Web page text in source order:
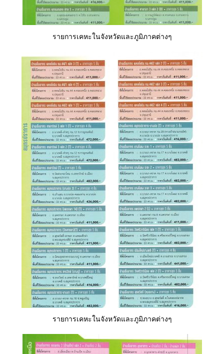
รายการเคหะในจังหวัดและภูมิภาคต่างๆ
รายการเคหะในจังหวัดและภูมิภาคต่างๆ